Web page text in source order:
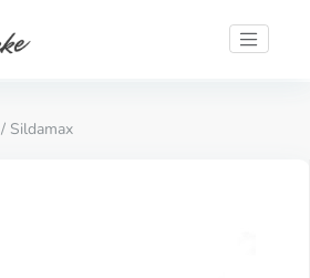
/ Sildamax